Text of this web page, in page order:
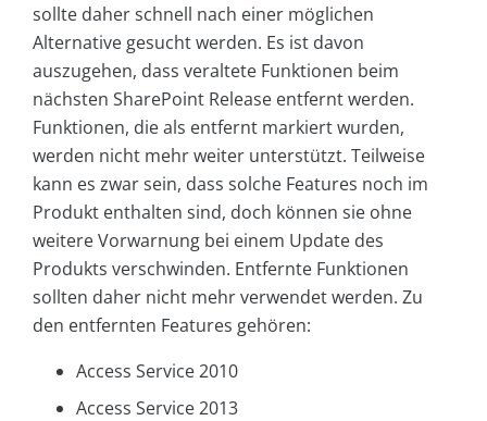
sollte daher schnell nach einer möglichen
Alternative gesucht werden. Es ist davon
auszugehen, dass veraltete Funktionen beim
nächsten SharePoint Release entfernt werden.
Funktionen, die als entfernt markiert wurden,
werden nicht mehr weiter unterstützt. Teilweise
kann es zwar sein, dass solche Features noch im
Produkt enthalten sind, doch können sie ohne
weitere Vorwarnung bei einem Update des
Produkts verschwinden. Entfernte Funktionen
sollten daher nicht mehr verwendet werden. Zu
den entfernten Features gehören:
Access Service 2010
Access Service 2013